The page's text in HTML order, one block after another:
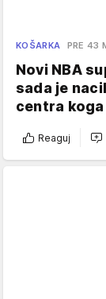
KOŠARKA PRE 43
Novi NBA
sada je
centra
Reaguj